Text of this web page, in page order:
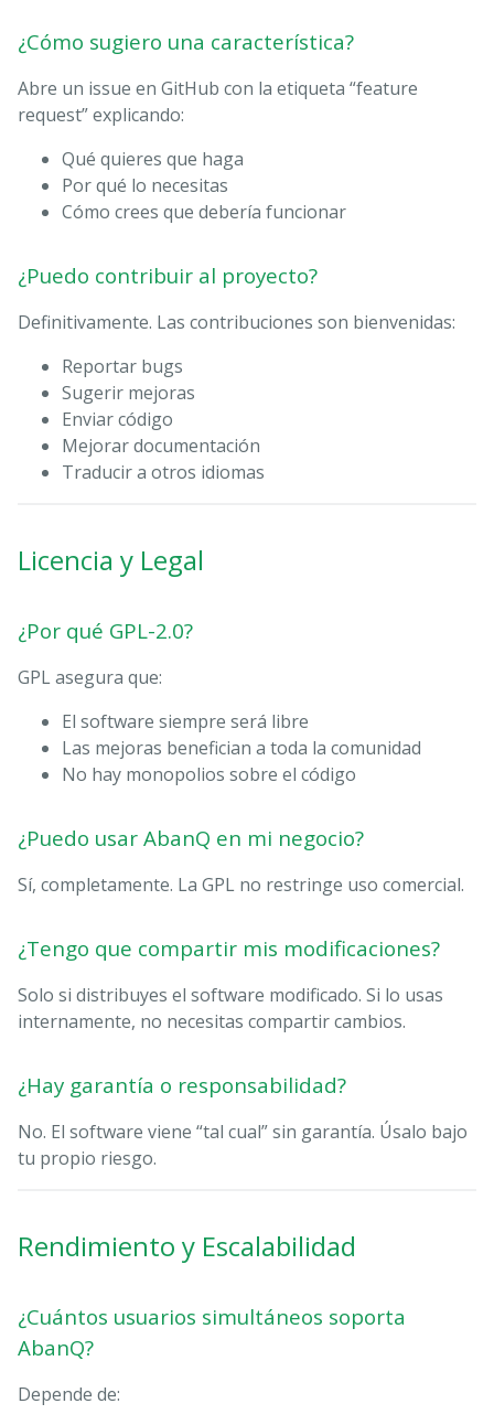
¿Cómo sugiero una característica?
Abre un issue en GitHub con la etiqueta “feature
request” explicando:
Qué quieres que haga
Por qué lo necesitas
Cómo crees que debería funcionar
¿Puedo contribuir al proyecto?
Definitivamente. Las contribuciones son bienvenidas:
Reportar bugs
Sugerir mejoras
Enviar código
Mejorar documentación
Traducir a otros idiomas
Licencia y Legal
¿Por qué GPL-2.0?
GPL asegura que:
El software siempre será libre
Las mejoras benefician a toda la comunidad
No hay monopolios sobre el código
¿Puedo usar AbanQ en mi negocio?
Sí, completamente. La GPL no restringe uso comercial.
¿Tengo que compartir mis modificaciones?
Solo si distribuyes el software modificado. Si lo usas
internamente, no necesitas compartir cambios.
¿Hay garantía o responsabilidad?
No. El software viene “tal cual” sin garantía. Úsalo bajo
tu propio riesgo.
Rendimiento y Escalabilidad
¿Cuántos usuarios simultáneos soporta
AbanQ?
Depende de: